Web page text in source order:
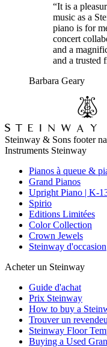
“It is a
music as a
piano is for
concert
and a
and a trusted
Barbara Geary
Steinway & Sons footer
Instruments Steinway
Pianos à queue &
Grand Pianos
Upright Piano | K-
Spirio
Editions Limitées
Color Collection
Crown Jewels
Steinway d'occasion
Acheter un Steinway
Guide d'achat
Prix Steinway
How to buy a
Trouver un
Steinway Floor
Buying a Used